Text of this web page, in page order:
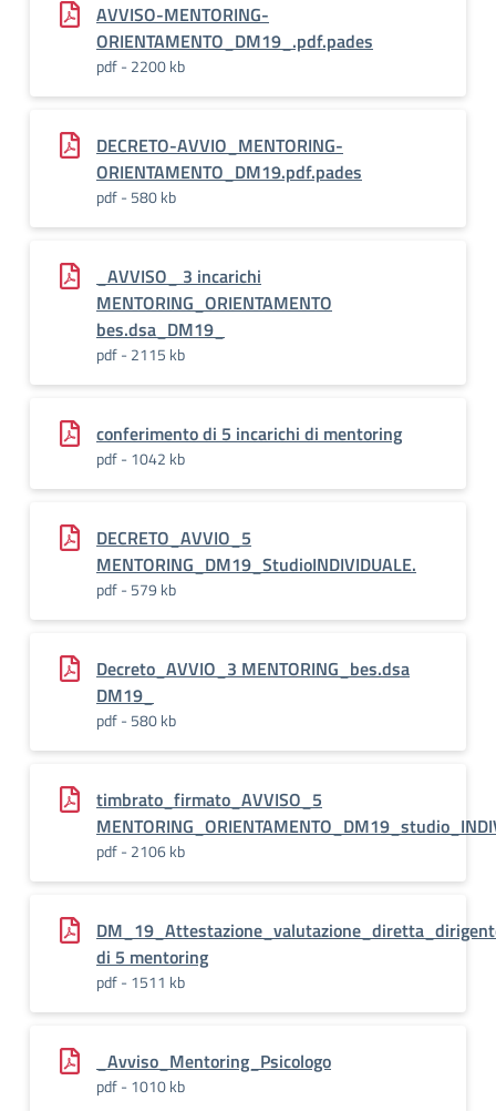
AVVISO-MENTORING-
ORIENTAMENTO_DM19_.pdf.pades
pdf - 2200 kb
DECRETO-AVVIO_MENTORING-
ORIENTAMENTO_DM19.pdf.pades
pdf - 580 kb
_AVVISO_ 3 incarichi
MENTORING_ORIENTAMENTO
bes.dsa_DM19_
pdf - 2115 kb
conferimento di 5 incarichi di mentoring
pdf - 1042 kb
DECRETO_AVVIO_5
MENTORING_DM19_StudioINDIVIDUALE.
pdf - 579 kb
Decreto_AVVIO_3 MENTORING_bes.dsa
DM19_
pdf - 580 kb
timbrato_firmato_AVVISO_5
pdf - 2106 kb
di 5 mentoring
pdf - 1511 kb
_Avviso_Mentoring_Psicologo
pdf - 1010 kb